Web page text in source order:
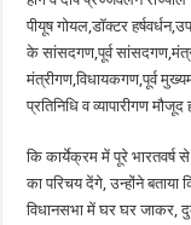
पीयूष गोयल,डॉक्टर
के सांसदगण,पूर्व
मंत्रीगण,विधायकगण,पूर्व
प्रतिनिधि व व्यापारीगण मौजूद
कि कार्येक्रम में पूरे
का परिचय देंगे, उन्होंने बताया
विधानसभा में घर घर जाकर,